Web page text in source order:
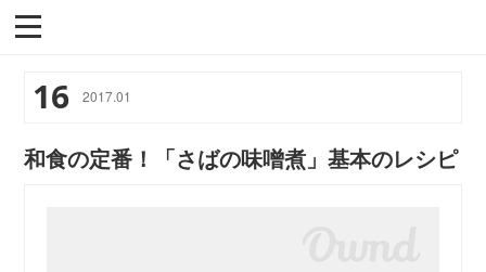
16 2017.01
和食の定番！「さばの味噌煮」基本のレシピ